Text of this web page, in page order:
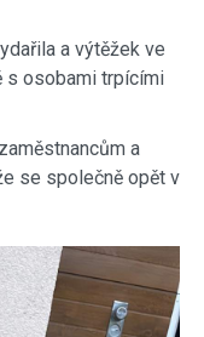
a výtěžek ve
s osobami trpícími
a
se společně opět v